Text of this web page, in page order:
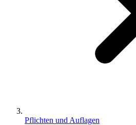
Pflichten und Auflagen